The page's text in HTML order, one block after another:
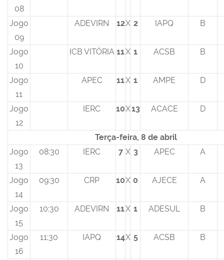
08
Jogo
09
ADEVIRN 12X 2 IAPQ B
Jogo
10
ICB VITÓRIA 11X 1 ACSB B
Jogo
11
APEC 11X 1 AMPE D
Jogo
12
IERC 10X13 ACACE D
Terça-feira, 8 de abril
Jogo
13
08:30 IERC 7 X 3 APEC A
Jogo
14
09:30 CRP 10X 0 AJECE A
Jogo
15
10:30 ADEVIRN 11X 1 ADESUL B
Jogo
16
11:30 IAPQ 14X 5 ACSB B